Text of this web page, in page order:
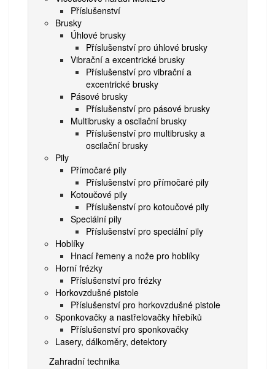
Příslušenství
Brusky
Úhlové brusky
Příslušenství pro úhlové brusky
Vibrační a excentrické brusky
Příslušenství pro vibrační a
excentrické brusky
Pásové brusky
Příslušenství pro pásové brusky
Multibrusky a oscilační brusky
Příslušenství pro multibrusky a
oscilační brusky
Pily
Přímočaré pily
Příslušenství pro přímočaré pily
Kotoučové pily
Příslušenství pro kotoučové pily
Speciální pily
Příslušenství pro speciální pily
Hoblíky
Hnací řemeny a nože pro hoblíky
Horní frézky
Příslušenství pro frézky
Horkovzdušné pistole
Příslušenství pro horkovzdušné pistole
Sponkovačky a nastřelovačky hřebíků
Příslušenství pro sponkovačky
Lasery, dálkoměry, detektory
Zahradní technika